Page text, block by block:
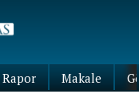
Rapor Makale